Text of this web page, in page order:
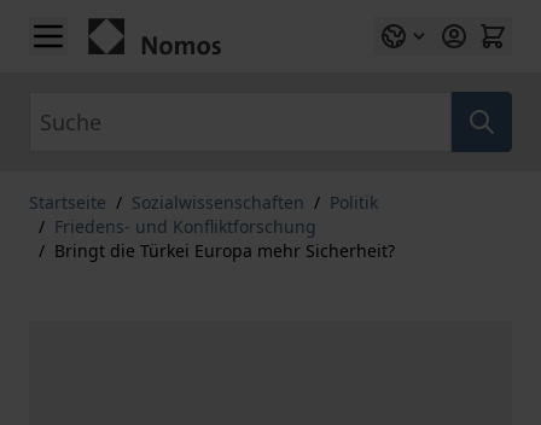
Zum Inhalt springen
Startseite / Sozialwissenschaften / Politik
/ Friedens- und Konfliktforschung
/ Bringt die Türkei Europa mehr Sicherheit?